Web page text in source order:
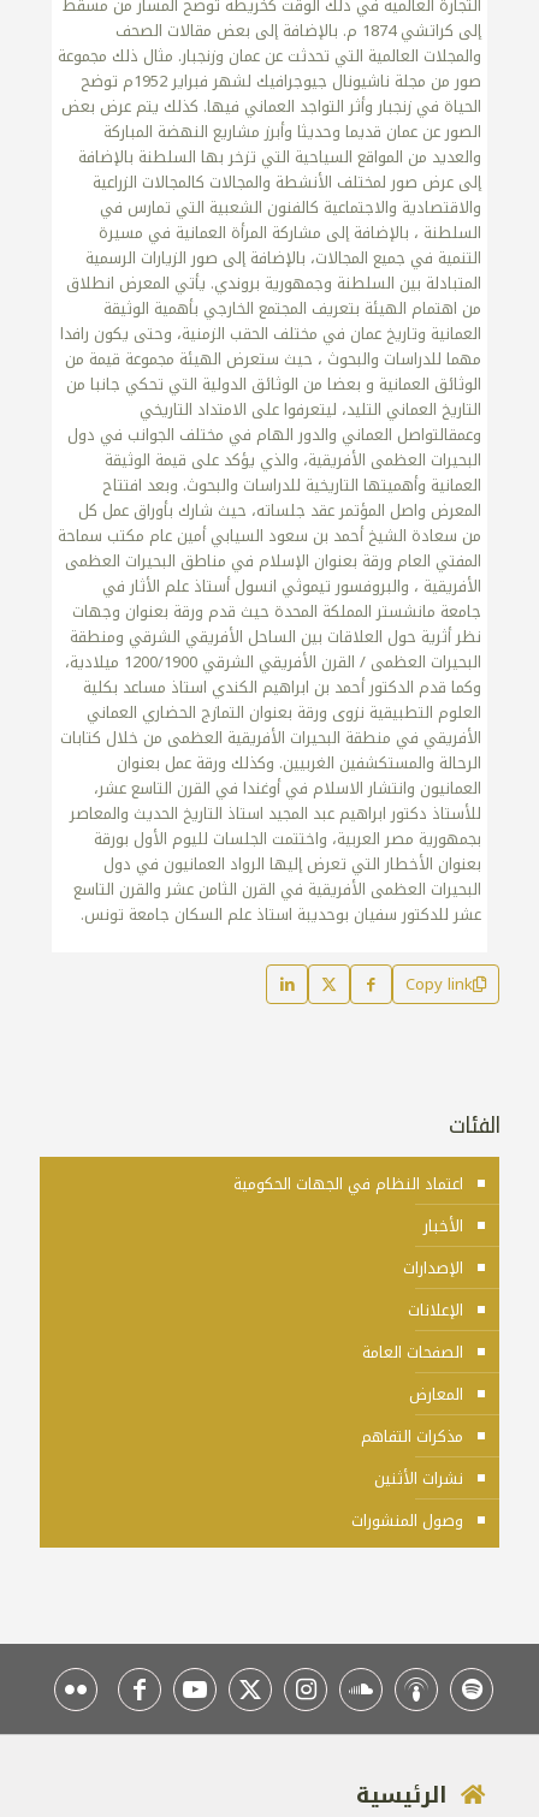
Copy link
الفئات
اعتماد النظام في الجهات الحكومية
الأخبار
الإصدارات
الإعلانات
الصفحات العامة
المعارض
مذكرات التفاهم
نشرات الأثنين
وصول المنشورات
الرئيسية